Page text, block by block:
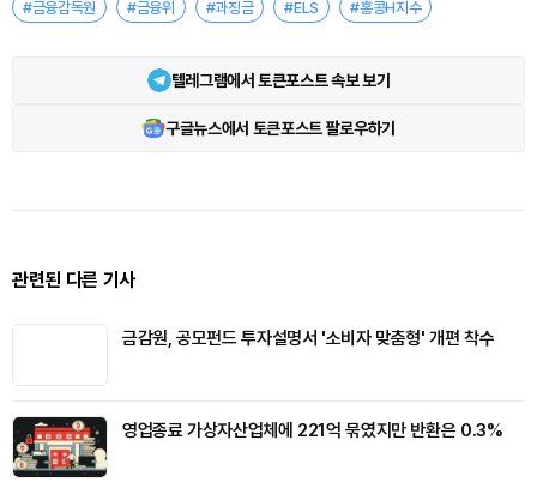
#금융감독원 #금융위 #과징금 #ELS #홍콩H지수
텔레그램에서 토큰포스트 속보 보기
구글뉴스에서 토큰포스트 팔로우하기
관련된 다른 기사
금감원, 공모펀드 투자설명서 '소비자 맞춤형' 개편 착수
영업종료 가상자산업체에 221억 묶였지만 반환은 0.3%